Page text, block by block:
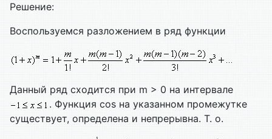
Решение:
Воспользуемся разложением в ряд функции
Данный ряд сходится при m > 0 на интервале
. Функция cos на указанном промежутке
существует, определена и непрерывна. Т. о.